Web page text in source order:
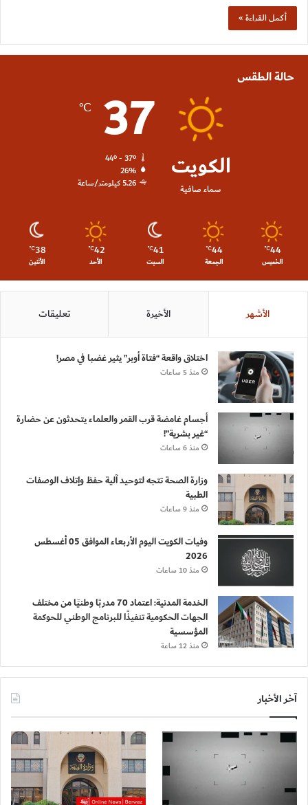
أكمل القراءة »
حالة الطقس
الكويت
سماء صافية
37
℃
44º - 37º
26%
5.26 كيلومتر/ساعة
44
℃
الخميس
44
℃
الجمعة
41
℃
السبت
42
℃
الأحد
38
℃
الأثنين
الأشهر الأخيرة تعليقات
اختلاق واقعة “فتاة أوبر” يثير غضبا في مصر!
منذ 5 ساعات
أجسام غامضة قرب القمر والعلماء يتحدثون عن حضارة
“غير بشرية”!
منذ 6 ساعات
وزارة الصحة تتجه لتوحيد آلية حفظ وإتلاف الوصفات
الطبية
منذ 9 ساعات
وفيات الكويت اليوم الأربعاء الموافق 05 أغسطس
2026
منذ 10 ساعات
الخدمة المدنية: اعتماد 70 مدربًا وطنيًا من مختلف
الجهات الحكومية تنفيذًا للبرنامج الوطني للحوكمة
المؤسسية
منذ 12 ساعة
آخر الأخبار